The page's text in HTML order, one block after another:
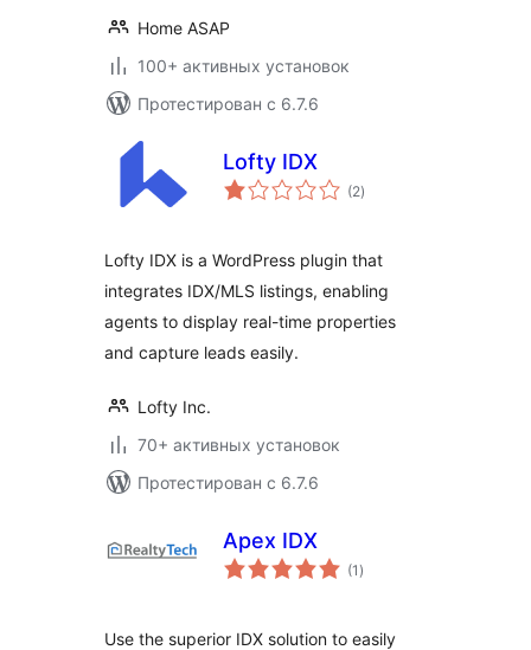
Home ASAP
100+ активных установок
Протестирован с 6.7.6
Lofty IDX
(2общий
рейтинг
)
Lofty IDX is a WordPress plugin that
integrates IDX/MLS listings, enabling
agents to display real-time properties
and capture leads easily.
Lofty Inc.
70+ активных установок
Протестирован с 6.7.6
Apex IDX
(1 общий
рейтинг
)
Use the superior IDX solution to easily